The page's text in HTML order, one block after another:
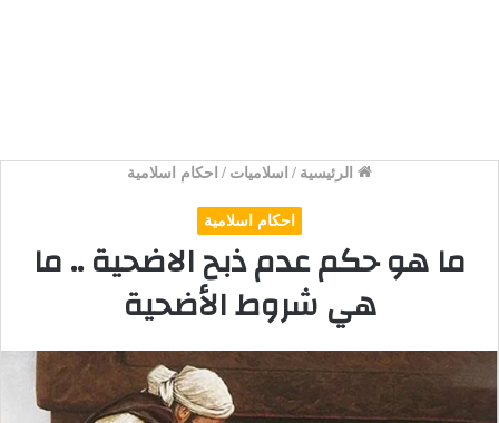
الرئيسية / اسلاميات / احكام اسلامية
احكام اسلامية
ما هو حكم عدم ذبح الاضحية .. ما
هي شروط الأضحية